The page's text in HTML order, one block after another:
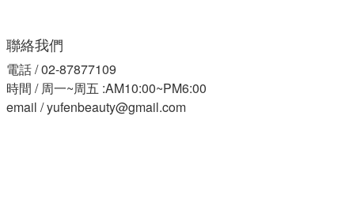
聯絡我們
電話 / 02-87877109
時間 / 周一~周五 :AM10:00~PM6:00
email / yufenbeauty@gmail.com